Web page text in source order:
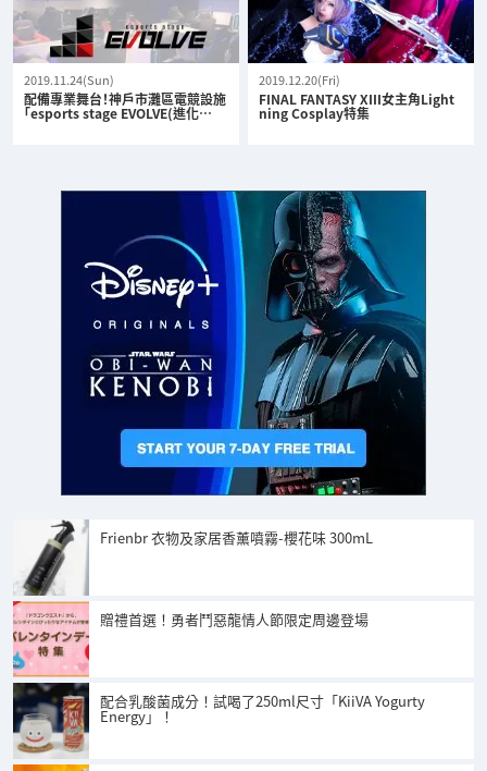
2019.11.24(Sun)
配備專業舞台！神戶市灘區電競設施
「esports stage EVOLVE(進化…
2019.12.20(Fri)
FINAL FANTASY XIII女主角Light
ning Cosplay特集
Frienbr 衣物及家居香薰噴霧-櫻花味 300mL
贈禮首選！勇者鬥惡龍情人節限定周邊登場
配合乳酸菌成分！試喝了250ml尺寸「KiiVA Yogurty
Energy」！